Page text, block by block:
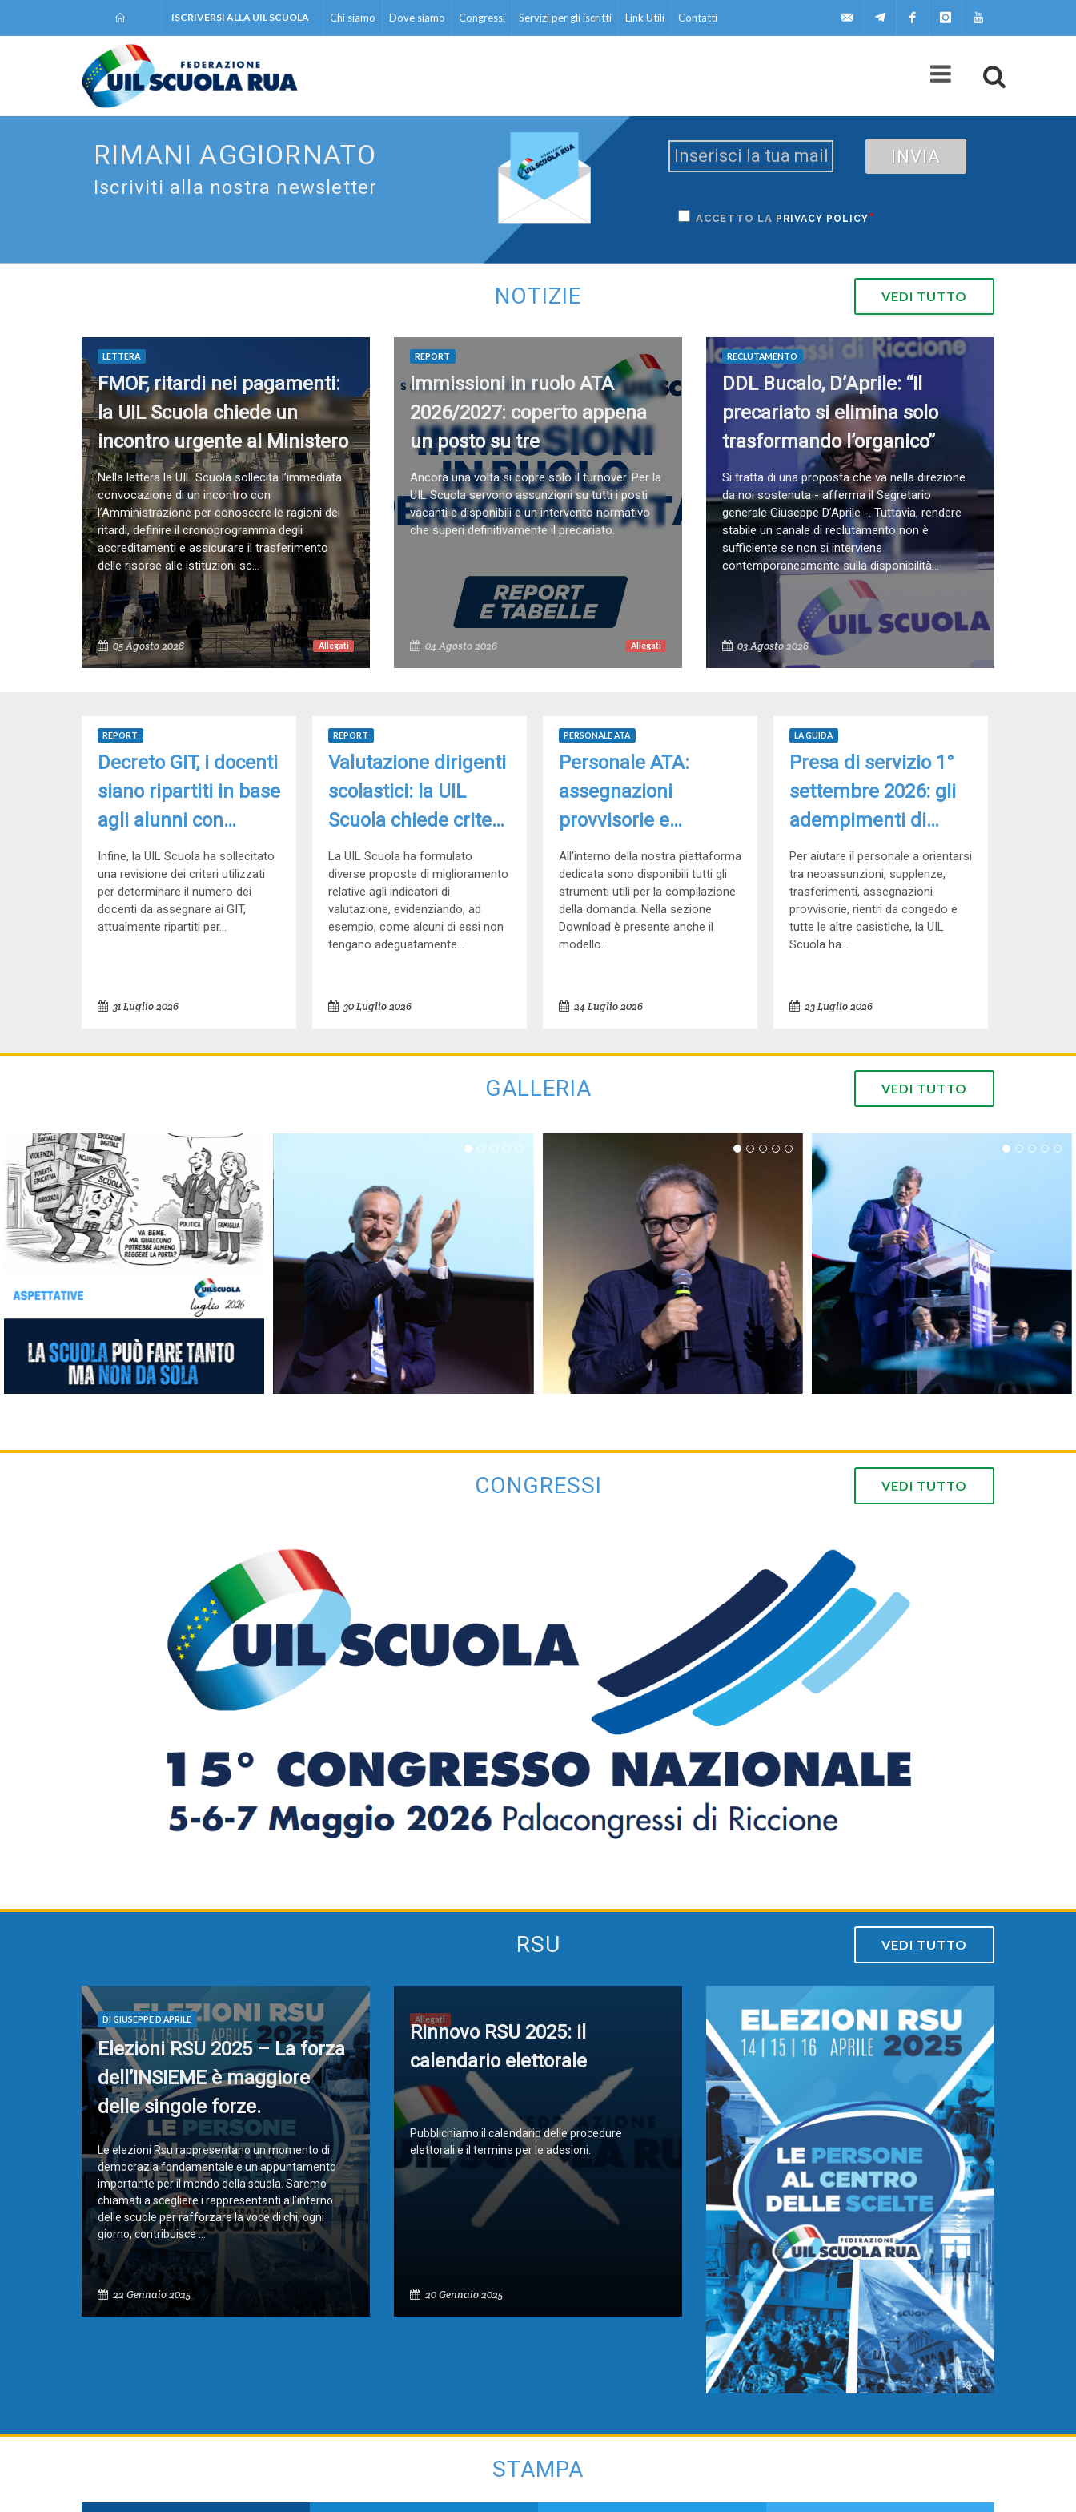
ISCRIVERSI ALLA UIL SCUOLA Chi siamo Dove siamo Congressi Servizi per gli iscritti Link Utili Contatti
Comunicati stampa Rassegna stampa Agenda
Personale ATA
Dirigenti scolastici Uil Scuola Esteri Ufficio Legale Nazionale
Opinione Espero
Scuola Martinetti
RIMANI AGGIORNATO
Iscriviti alla nostra newsletter
INVIA
ACCETTO LA PRIVACY POLICY*
NOTIZIE VEDI TUTTO
LETTERA
FMOF, ritardi nei pagamenti:
la UIL Scuola chiede un
incontro urgente al Ministero
Nella lettera la UIL Scuola sollecita l’immediata
convocazione di un incontro con
l’Amministrazione per conoscere le ragioni dei
ritardi, definire il cronoprogramma degli
accreditamenti e assicurare il trasferimento
delle risorse alle istituzioni sc...
05 Agosto 2026 Allegati
REPORT
Immissioni in ruolo ATA
2026/2027: coperto appena
un posto su tre
Ancora una volta si copre solo il turnover. Per la
UIL Scuola servono assunzioni su tutti i posti
vacanti e disponibili e un intervento normativo
che superi definitivamente il precariato.
04 Agosto 2026 Allegati
RECLUTAMENTO
DDL Bucalo, D’Aprile: “Il
precariato si elimina solo
trasformando l’organico”
Si tratta di una proposta che va nella direzione
da noi sostenuta - afferma il Segretario
generale Giuseppe D’Aprile -. Tuttavia, rendere
stabile un canale di reclutamento non è
sufficiente se non si interviene
contemporaneamente sulla disponibilità...
03 Agosto 2026
REPORT
Decreto GIT, i docenti
siano ripartiti in base
agli alunni con
disabilità
Infine, la UIL Scuola ha sollecitato
una revisione dei criteri utilizzati
per determinare il numero dei
docenti da assegnare ai GIT,
attualmente ripartiti per...
31 Luglio 2026
REPORT
Valutazione dirigenti
scolastici: la UIL
Scuola chiede criteri
più aderenti alla
realtà delle scuole
La UIL Scuola ha formulato
diverse proposte di miglioramento
relative agli indicatori di
valutazione, evidenziando, ad
esempio, come alcuni di essi non
tengano adeguatamente...
30 Luglio 2026
PERSONALE ATA
Personale ATA:
assegnazioni
provvisorie e
utilizzazioni,
domande entro il 4
agosto
All'interno della nostra piattaforma
dedicata sono disponibili tutti gli
strumenti utili per la compilazione
della domanda. Nella sezione
Download è presente anche il
modello...
24 Luglio 2026
LA GUIDA
Presa di servizio 1°
settembre 2026: gli
adempimenti di
inizio anno
Per aiutare il personale a orientarsi
tra neoassunzioni, supplenze,
trasferimenti, assegnazioni
provvisorie, rientri da congedo e
tutte le altre casistiche, la UIL
Scuola ha...
23 Luglio 2026
GALLERIA VEDI TUTTO
CONGRESSI VEDI TUTTO
RSU VEDI TUTTO
DI GIUSEPPE D'APRILE
Elezioni RSU 2025 – La forza
dell’INSIEME è maggiore
delle singole forze.
Le elezioni Rsu rappresentano un momento di
democrazia fondamentale e un appuntamento
importante per il mondo della scuola. Saremo
chiamati a scegliere i rappresentanti all’interno
delle scuole per rafforzare la voce di chi, ogni
giorno, contribuisce ...
22 Gennaio 2025
Rinnovo RSU 2025: il
calendario elettorale
Pubblichiamo il calendario delle procedure
elettorali e il termine per le adesioni.
20 Gennaio 2025
Allegati
STAMPA